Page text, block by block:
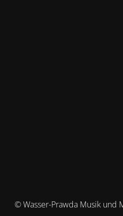
© Wasser-Prawda Musik und